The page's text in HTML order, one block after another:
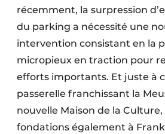
récemment, la surpression
du parking a nécessité une
intervention consistant en la
micropieux en traction pour
efforts importants. Et juste à
passerelle franchissant la
nouvelle Maison de la
fondations également à